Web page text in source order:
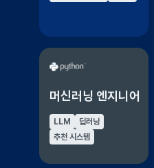
머신러닝 엔지니어
LLM
딥러닝
추천 시스템